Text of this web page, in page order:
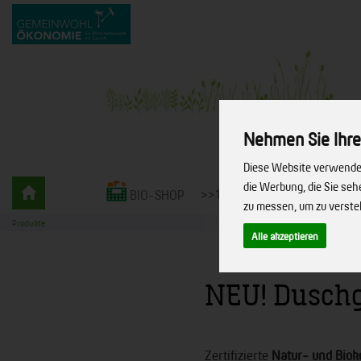
Nehmen Sie
Diese Website
die Werbung, die Sie
zu messen, um zu
Alle akzeptieren
Gemüsekiste
bio.
BIO-SHOP >>10% RABATT<<
Produkte
NEU!
Zertifizierte Natur- und